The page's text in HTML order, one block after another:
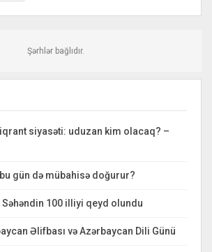
Şərhlər bağlıdır.
siyasəti: uduzan kim olacaq? –
gün də mübahisə doğurur?
100 illiyi qeyd olundu
Əlifbası və Azərbaycan Dili Günü